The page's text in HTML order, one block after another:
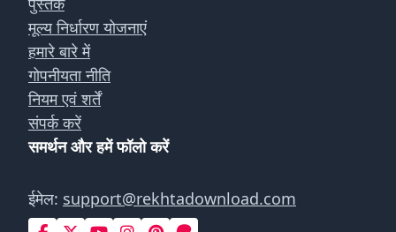
मूल्य निर्धारण योजनाएं
हमारे बारे में
गोपनीयता नीति
नियम एवं शर्तें
संपर्क करें
समर्थन और हमें फॉलो करें
ईमेल: support@rekhtadownload.com